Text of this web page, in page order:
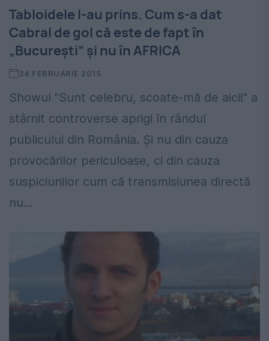
Tabloidele l-au prins. Cum s-a dat
Cabral de gol că este de fapt în
„Bucureşti” şi nu în AFRICA
24 FEBRUARIE 2015
Showul ”Sunt celebru, scoate-mă de aici!” a
stârnit controverse aprigi în rândul
publicului din România. Și nu din cauza
provocărilor periculoase, ci din cauza
suspiciunilor cum că transmisiunea directă
nu...